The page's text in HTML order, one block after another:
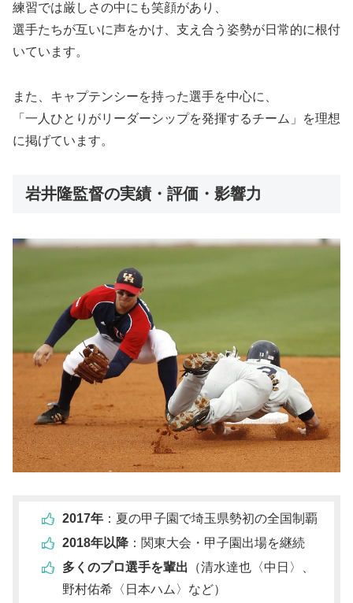
練習では厳しさの中にも笑顔があり、
選手たちが互いに声をかけ、支え合う姿勢が日常的に根付
いています。
また、キャプテンシーを持った選手を中心に、
「一人ひとりがリーダーシップを発揮するチーム」を理想
に掲げています。
岩井隆監督の実績・評価・影響力
2017年：夏の甲子園で埼玉県勢初の全国制覇
2018年以降：関東大会・甲子園出場を継続
多くのプロ選手を輩出 （清水達也〈中日〉、
野村佑希〈日本ハム〉など）